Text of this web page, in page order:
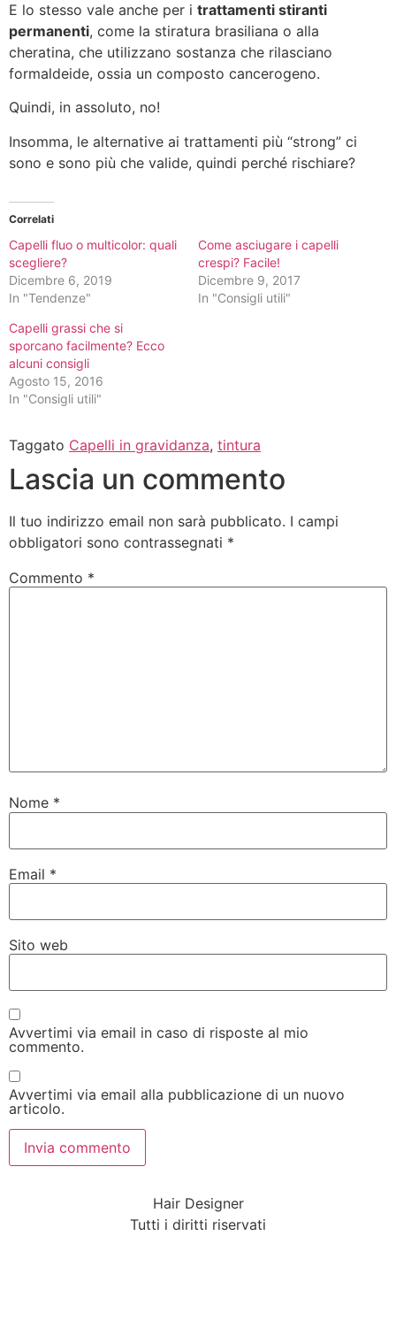
E lo stesso vale anche per i trattamenti stiranti
permanenti, come la stiratura brasiliana o alla
cheratina, che utilizzano sostanza che rilasciano
formaldeide, ossia un composto cancerogeno.
Quindi, in assoluto, no!
Insomma, le alternative ai trattamenti più “strong” ci
sono e sono più che valide, quindi perché rischiare?
Correlati
Capelli fluo o multicolor: quali
scegliere?
Dicembre 6, 2019
In "Tendenze"
Come asciugare i capelli
crespi? Facile!
Dicembre 9, 2017
In "Consigli utili"
Capelli grassi che si
sporcano facilmente? Ecco
alcuni consigli
Agosto 15, 2016
In "Consigli utili"
Taggato Capelli in gravidanza, tintura
Lascia un commento
Il tuo indirizzo email non sarà pubblicato. I campi
obbligatori sono contrassegnati *
Commento *
Nome *
Email *
Sito web
Avvertimi via email in caso di risposte al mio
commento.
Avvertimi via email alla pubblicazione di un nuovo
articolo.
Hair Designer
Tutti i diritti riservati